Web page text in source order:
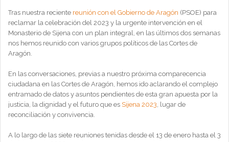
Tras nuestra reciente reunión con el Gobierno de Aragón (PSOE) para
reclamar la celebración del 2023 y la urgente intervención en el
Monasterio de Sijena con un plan integral, en las últimos dos semanas
nos hemos reunido con varios grupos políticos de las Cortes de
Aragón.
En las conversaciones, previas a nuestro próxima comparecencia
ciudadana en las Cortes de Aragón, hemos ido aclarando el complejo
entramado de datos y asuntos pendientes de esta gran apuesta por la
justicia, la dignidad y el futuro que es Sijena 2023, lugar de
reconciliación y convivencia.
A lo largo de las siete reuniones tenidas desde el 13 de enero hasta el 3